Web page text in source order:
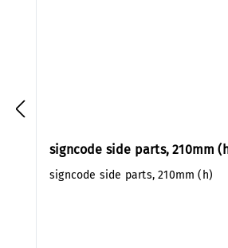
signcode side parts, 210mm
signcode side parts, 210mm (h)